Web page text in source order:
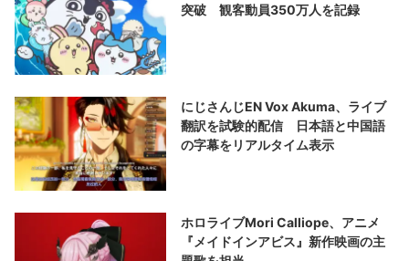
突破 観客動員350万人を記録
にじさんじEN Vox Akuma、ライブ
翻訳を試験的配信 日本語と中国語
の字幕をリアルタイム表示
ホロライブMori Calliope、アニメ
『メイドインアビス』新作映画の主